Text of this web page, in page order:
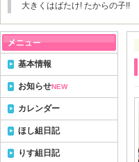
大きくはばたけ! たからの子!!
基本情報
お知らせNEW
カレンダー
ほし組日記
りす組日記